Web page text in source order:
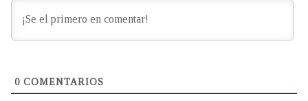
0 COMENTARIOS